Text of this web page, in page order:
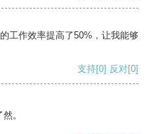
工作效率提高了50%，让我能够
支持[0] 反对[0]
。